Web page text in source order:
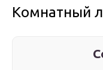
Комнатный